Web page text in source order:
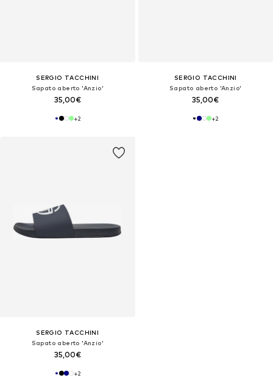
SERGIO TACCHINI
Sapato aberto 'Anzio'
35,00€
+2
SERGIO TACCHINI
Sapato aberto 'Anzio'
35,00€
+2
SERGIO TACCHINI
Sapato aberto 'Anzio'
35,00€
+2